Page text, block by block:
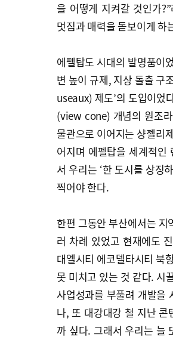
을 어떻게 지켜갈 것인가
멋짐과 매력을 돋보이게 하
에펠탑도 시대의 발명품이
변 높이 규제, 지상 돌출 구
useaux) 제도’의 도입이었
(view cone) 개념의 원조
물관으로 이어지는 샹젤리
어지며 에펠탑을 세계적인
서 우리는 ‘한 도시를 상징
찍어야 한다.
한편 그동안 부산에서는 지
러 차례 있었고 현재에도
대엘시티 에코델타시티 북
못 미치고 있는 것 같다. 시
사업성과를 부풀려 개발을
나, 또 대강대강 철 지난 콘
까 싶다. 그래서 우리는 늘